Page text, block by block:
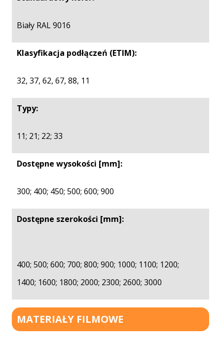
Biały RAL 9016
Klasyfikacja podłączeń (ETIM):
32, 37, 62, 67, 88, 11
Typy:
11; 21; 22; 33
Dostępne wysokości [mm]:
300; 400; 450; 500; 600; 900
Dostępne szerokości [mm]:
400; 500; 600; 700; 800; 900; 1000; 1100; 1200;
1400; 1600; 1800; 2000; 2300; 2600; 3000
MATERIAŁY FILMOWE